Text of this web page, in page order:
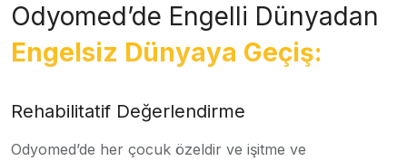
Odyomed’de Engelli Dünyadan
Engelsiz Dünyaya Geçiş:
Rehabilitatif Değerlendirme
Odyomed’de her çocuk özeldir ve işitme ve